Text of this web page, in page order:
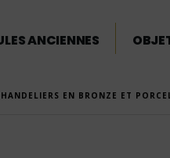
ANCIENNES
EN BRONZE ET